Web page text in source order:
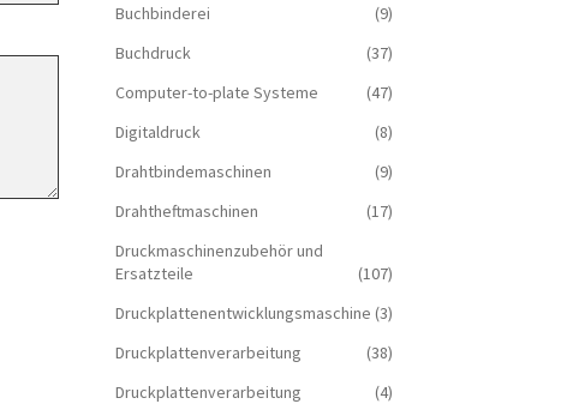
Buchbinderei
(9)
Buchdruck
(37)
Computer-to-plate Systeme
(47)
Digitaldruck
(8)
Drahtbindemaschinen
(9)
Drahtheftmaschinen
(17)
Druckmaschinenzubehör und
Ersatzteile
(107)
Druckplattenentwicklungsmaschine (3)
Druckplattenverarbeitung
(38)
Druckplattenverarbeitung
(4)